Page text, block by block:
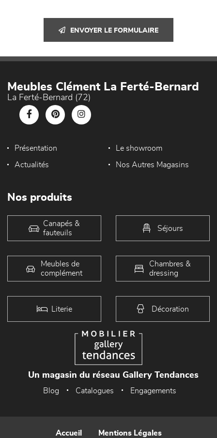
ENVOYER LE FORMULAIRE
Meubles Clément La Ferté-Bernard
La Ferté-Bernard (72)
Présentation Le showroom
Actualités Nos Autres Magasins
Nos produits
Canapés &
fauteuils
Séjours
Meubles de
complément
Chambres &
dressing
Literie Décoration
Un magasin du réseau Gallery Tendances
Blog Catalogues Engagements
Accueil Mentions Légales